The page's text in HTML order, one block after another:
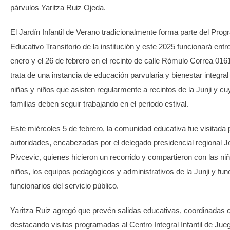
párvulos Yaritza Ruiz Ojeda.
El Jardín Infantil de Verano tradicionalmente forma parte del
Educativo Transitorio de la institución y este 2025 funcionará
enero y el 26 de febrero en el recinto de calle Rómulo Correa
trata de una instancia de educación parvularia y bienestar
niñas y niños que asisten regularmente a recintos de la Junji y
familias deben seguir trabajando en el periodo estival.
Este miércoles 5 de febrero, la comunidad educativa fue visitada
autoridades, encabezadas por el delegado presidencial regional
Pivcevic, quienes hicieron un recorrido y compartieron con las
niños, los equipos pedagógicos y administrativos de la Junji y
funcionarios del servicio público.
Yaritza Ruiz agregó que prevén salidas educativas, coordinadas
destacando visitas programadas al Centro Integral Infantil de